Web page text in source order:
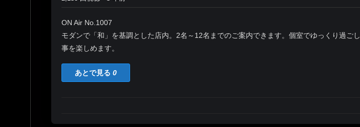
ON Air No.1007
モダンで「和」を基調とした店内。2名～12名までのご案内できます。個室でゆっくり過ご
事を楽しめます。
あとで見る 0